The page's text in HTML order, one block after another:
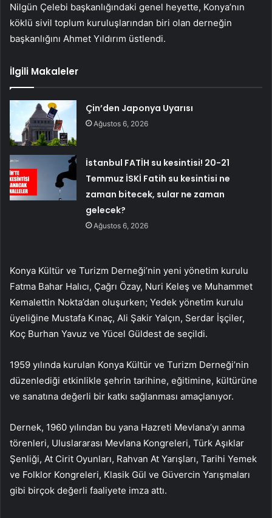
Nilgün Çelebi başkanlığındaki genel heyette, Konya’nın
köklü sivil toplum kuruluşlarından biri olan derneğin
başkanlığını Ahmet Yıldırım üstlendi.
İlgili Makaleler
Çin’den Japonya Uyarısı
Ağustos 6, 2026
İstanbul FATİH su kesintisi! 20-21
Temmuz İSKİ Fatih su kesintisi ne
zaman bitecek, sular ne zaman
gelecek?
Ağustos 6, 2026
Konya Kültür ve Turizm Derneği’nin yeni yönetim kurulu
Fatma Bahar Halıcı, Çağrı Özay, Nuri Keleş ve Muhammet
Kemalettin Nokta’dan oluşurken; Yedek yönetim kurulu
üyeliğine Mustafa Kınaç, Ali Şakir Yalçın, Serdar İşçiler,
Koç Burhan Yavuz ve Yücel Güldest de seçildi.
1959 yılında kurulan Konya Kültür ve Turizm Derneği’nin
düzenlediği etkinlikle şehrin tarihine, eğitimine, kültürüne
ve sanatına değerli bir katkı sağlanması amaçlanıyor.
Dernek, 1960 yılından bu yana Hazreti Mevlana’yı anma
törenleri, Uluslararası Mevlana Kongreleri, Türk Aşıklar
Şenliği, At Cirit Oyunları, Rahvan At Yarışları, Tarihi Yemek
ve Folklor Kongreleri, Klasik Gül ve Güvercin Yarışmaları
gibi birçok değerli faaliyete imza attı.